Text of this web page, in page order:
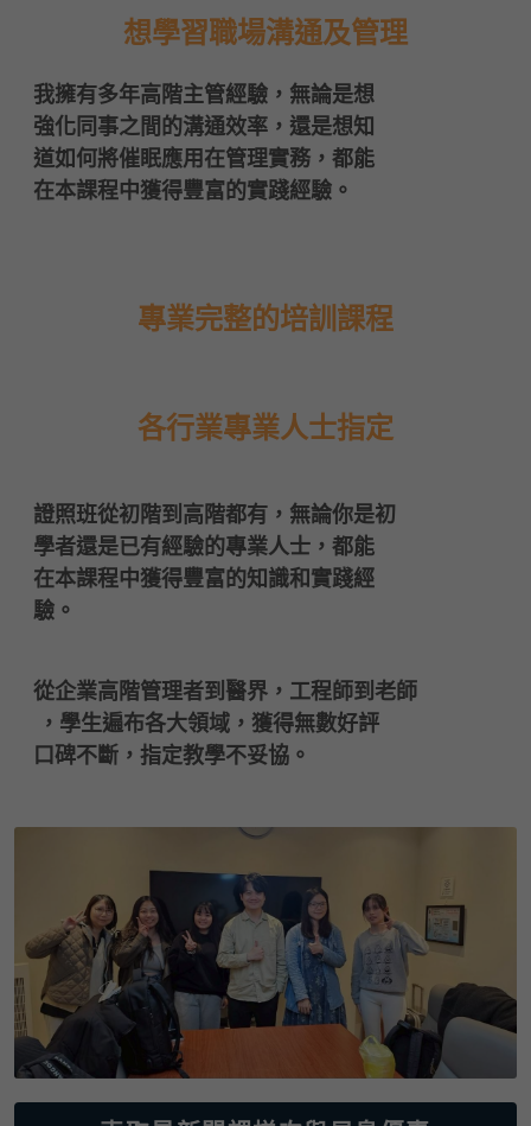
想學習職場溝通及管理
    我擁有多年高階主管經驗，無論是想
    強化同事之間的溝通效率，還是想知
    道如何將催眠應用在管理實務，都能
    在本課程中獲得豐富的實踐經驗。
專業完整的培訓課程
各行業專業人士指定
    證照班從初階到高階都有，無論你是初
    學者還是已有經驗的專業人士，都能
    在本課程中獲得豐富的知識和實踐經
    驗。
    從企業高階管理者到醫界，工程師到老師
     ，學生遍布各大領域
，獲得無數好評
    口碑不斷
，指定教學不妥協。